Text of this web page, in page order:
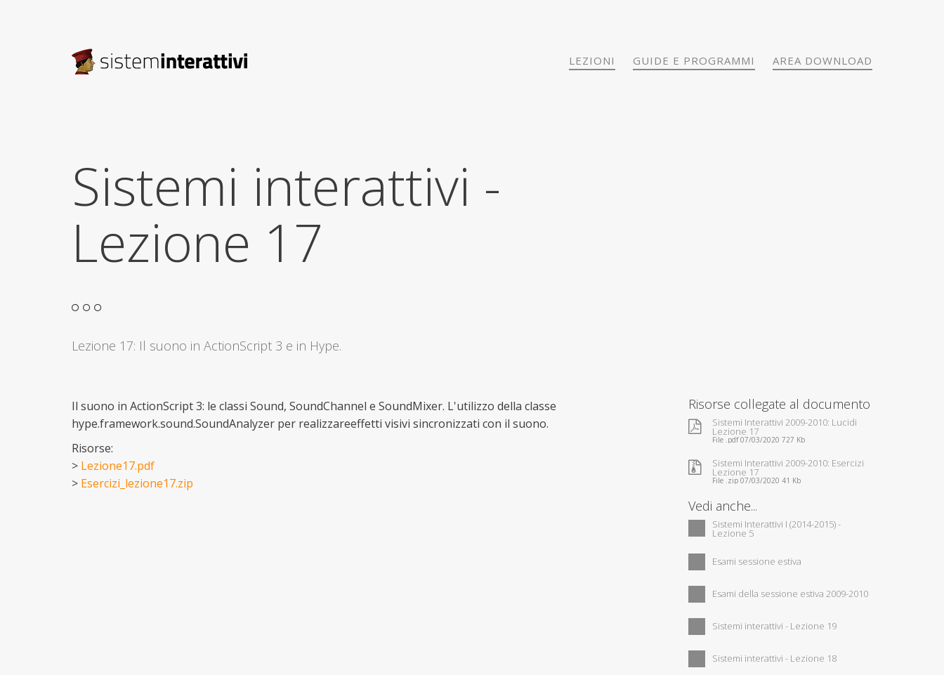
LEZIONI GUIDE E PROGRAMMI AREA DOWNLOAD
Sistemi interattivi -
Lezione 17
Lezione 17: Il suono in ActionScript 3 e in Hype.
Il suono in ActionScript 3: le classi Sound, SoundChannel e SoundMixer. L'utilizzo della classe
hype.framework.sound.SoundAnalyzer per realizzareeffetti visivi sincronizzati con il suono.
Risorse:
> Lezione17.pdf
> Esercizi_lezione17.zip
Risorse collegate al documento
Sistemi Interattivi 2009-2010: Lucidi
Lezione 17
File .pdf 07/03/2020 727 Kb
Sistemi Interattivi 2009-2010: Esercizi
Lezione 17
File .zip 07/03/2020 41 Kb
Vedi anche...
Sistemi Interattivi I (2014-2015) -
Lezione 5
Esami sessione estiva
Esami della sessione estiva 2009-2010
Sistemi interattivi - Lezione 19
Sistemi interattivi - Lezione 18